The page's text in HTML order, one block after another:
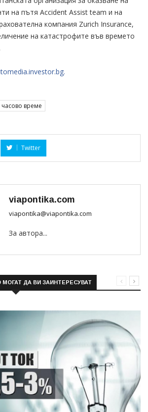
на пътя Accident Assist team и на
компания Zurich Insurance,
на катастрофите във времето
часово време
Twitter
viapontika.com
viapontika@viapontika.com
За автора...
МОГАТ ДА ВИ ЗАИНТЕРЕСУВАТ